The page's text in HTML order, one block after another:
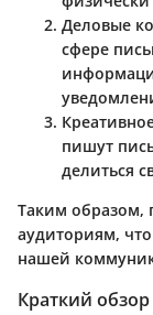
Деловые
сфере
пишут
делиться
Таким образом,
аудиториям,
нашей
Краткий